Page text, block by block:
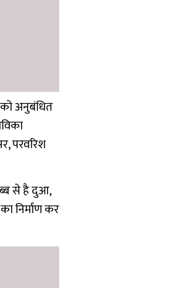
को अनुबंधित
परवरिश
से है दुआ,
निर्माण कर